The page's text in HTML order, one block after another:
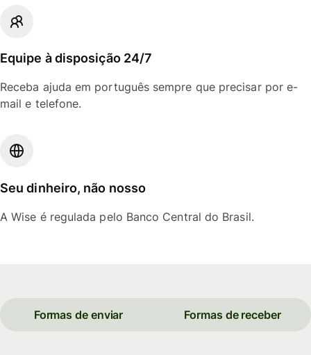
Equipe à disposição 24/7
Receba ajuda em português sempre que precisar por e-
mail e telefone.
Seu dinheiro, não nosso
A Wise é regulada pelo Banco Central do Brasil.
Formas de enviar Formas de receber